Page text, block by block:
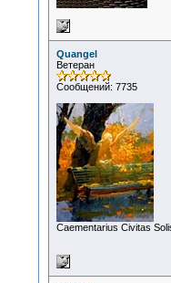
Quangel
Ветеран
Сообщений: 7735
Сaementarius Civitas